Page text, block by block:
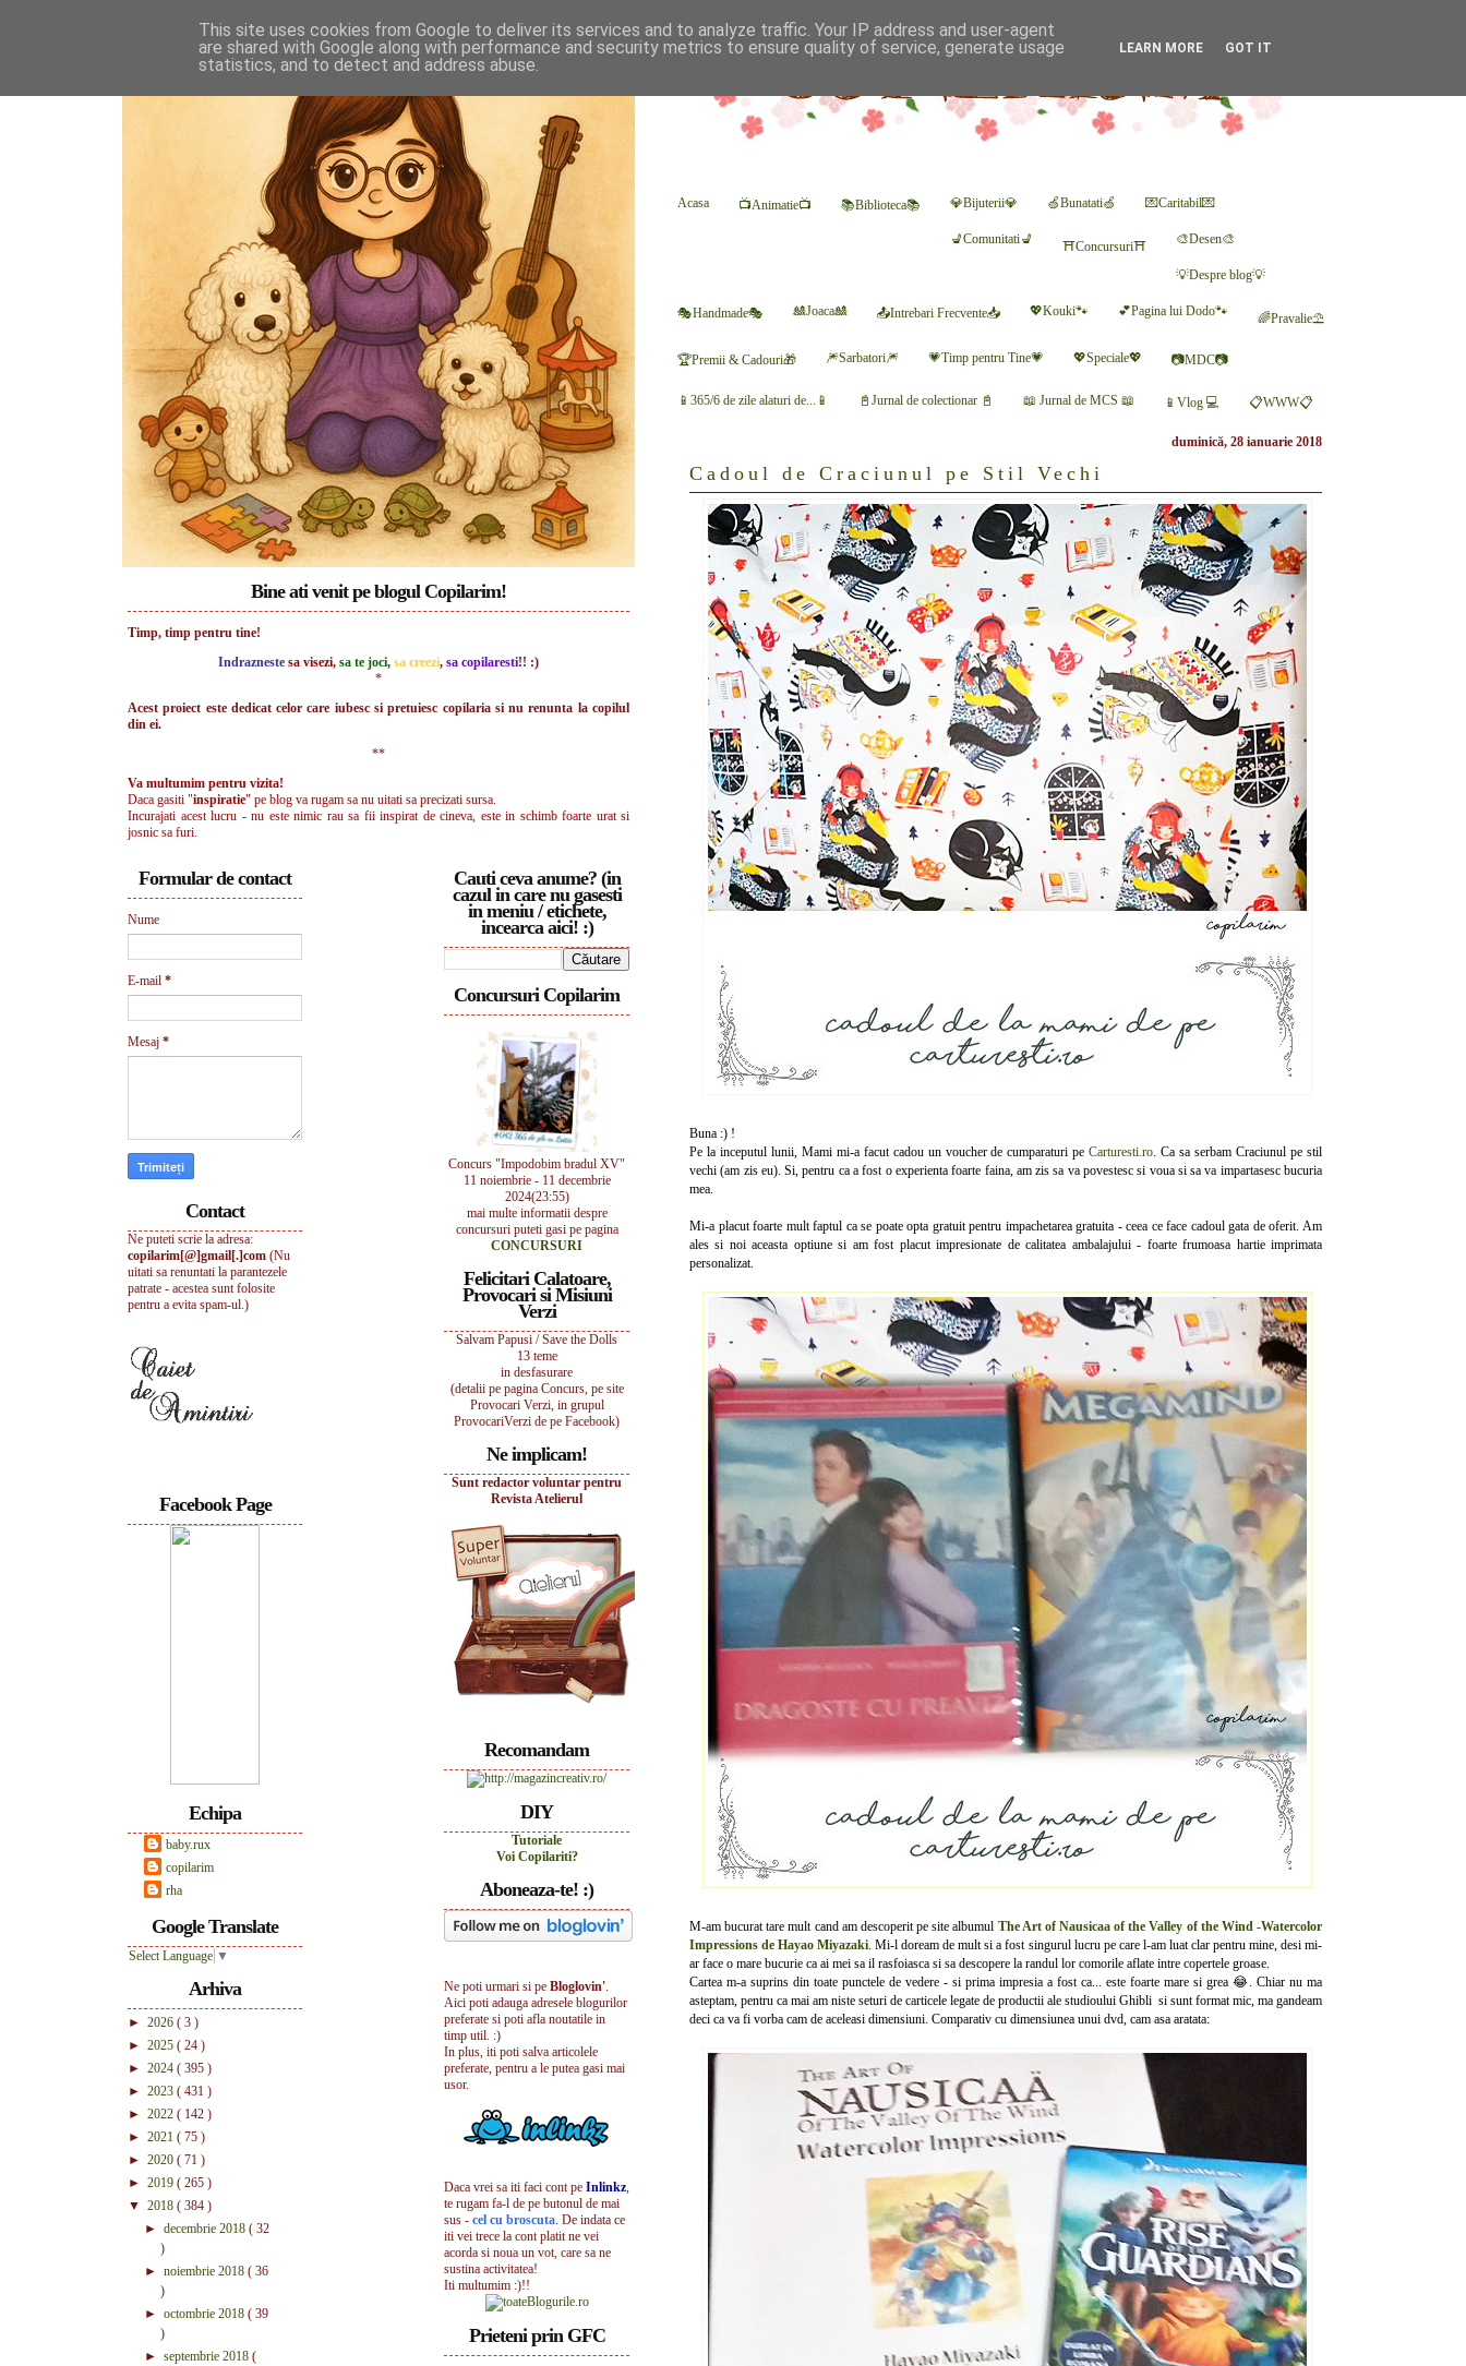
Acasa 📺Animatie📺 📚Biblioteca📚 💎Bijuterii💎 🍏Bunatati🍏 💌Caritabil💌
💺Comunitati💺 ⛩Concursuri⛩ 🎨Desen🎨
💡Despre blog💡
🎭Handmade🎭 🎎Joaca🎎 📤Intrebari Frecvente📥 💖Kouki🐾 💕Pagina lui Dodo🐾 🌈Pravalie⛱
🏆Premii & Cadouri🎁 🎆Sarbatori🎆 💗Timp pentru Tine💗 💖Speciale💖 📷MDC📷
📱365/6 de zile alaturi de...📱 📓Jurnal de colectionar 📓 📖 Jurnal de MCS 📖 📱Vlog 💻 📋WWW📋
duminică, 28 ianuarie 2018
Cadoul de Craciunul pe Stil Vechi
Buna :) !
Pe la inceputul lunii, Mami mi-a facut cadou un voucher de cumparaturi peCarturesti.ro. Ca sa serbam Craciunul pe stil
vechi (am zis eu). Si, pentru ca a fost o experienta foarte faina, am zis sa va povestesc si voua si sa va impartasesc bucuria
mea.
Mi-a placut foarte mult faptul ca se poate opta gratuit pentru impachetarea gratuita - ceea ce face cadoul gata de oferit. Am
ales si noi aceasta optiune si am fost placut impresionate de calitatea ambalajului - foarte frumoasa hartie imprimata
personalizat.
M-am bucurat tare mult cand am descoperit pe site albumul The Art of Nausicaa of the Valley of the Wind -Watercolor
Impressions de Hayao Miyazaki. Mi-l doream de mult si a fost singurul lucru pe care l-am luat clar pentru mine, desi mi-
ar face o mare bucurie ca ai mei sa il rasfoiasca si sa descopere la randul lor comorile aflate intre copertele groase.
Cartea m-a suprins din toate punctele de vedere - si prima impresia a fost ca... este foarte mare si grea 😂. Chiar nu ma
asteptam, pentru ca mai am niste seturi de carticele legate de productii ale studioului Ghibli si sunt format mic, ma gandeam
deci ca va fi vorba cam de aceleasi dimensiuni. Comparativ cu dimensiunea unui dvd, cam asa aratata:
Bine ati venit pe blogul Copilarim!
Timp, timp pentru tine!
Indrazneste sa visezi, sa te joci, sa creezi, sa copilaresti!! :)
*
Acest proiect este dedicat celor care iubesc si pretuiesc copilaria si nu renunta la copilul
din ei.
**
Va multumim pentru vizita!
Daca gasiti "inspiratie" pe blog va rugam sa nu uitati sa precizati sursa.
Incurajati acest lucru - nu este nimic rau sa fii inspirat de cineva, este in schimb foarte urat si
josnic sa furi.
Cauti ceva anume? (in
cazul in care nu gasesti
in meniu / etichete,
incearca aici! :)
Concursuri Copilarim
Concurs "Impodobim bradul XV"
11 noiembrie - 11 decembrie
2024(23:55)
mai multe informatii despre
concursuri puteti gasi pe pagina
CONCURSURI
Felicitari Calatoare,
Provocari si Misiuni
Verzi
Salvam Papusi / Save the Dolls
13 teme
in desfasurare
(detalii pe pagina Concurs, pe site
Provocari Verzi, in grupul
ProvocariVerzi de pe Facebook)
Ne implicam!
Sunt redactor voluntar pentru
Revista Atelierul
Recomandam
DIY
Tutoriale
Voi Copilariti?
Aboneaza-te! :)
Ne poti urmari si pe Bloglovin'.
Aici poti adauga adresele blogurilor
preferate si poti afla noutatile in
timp util. :)
In plus, iti poti salva articolele
preferate, pentru a le putea gasi mai
usor.
Daca vrei sa iti faci cont pe Inlinkz,
te rugam fa-l de pe butonul de mai
sus - cel cu broscuta. De indata ce
iti vei trece la cont platit ne vei
acorda si noua un vot, care sa ne
sustina activitatea!
Iti multumim :)!!
Prieteni prin GFC
Formular de contact
Nume
E-mail *
Mesaj *
Contact
Ne puteti scrie la adresa:
copilarim[@]gmail[.]com (Nu
uitati sa renuntati la parantezele
patrate - acestea sunt folosite
pentru a evita spam-ul.)
Facebook Page
Echipa
baby.rux
copilarim
rha
Google Translate
Select Language ▼
Arhiva
► 2026 ( 3 )
► 2025 ( 24 )
► 2024 ( 395 )
► 2023 ( 431 )
► 2022 ( 142 )
► 2021 ( 75 )
► 2020 ( 71 )
► 2019 ( 265 )
▼ 2018 ( 384 )
► decembrie 2018 ( 32
)
► noiembrie 2018 ( 36
)
► octombrie 2018 ( 39
)
► septembrie 2018 (
This site uses cookies from Google to deliver its services and to analyze traffic. Your IP address and user-agent
are shared with Google along with performance and security metrics to ensure quality of service, generate usage
statistics, and to detect and address abuse.
LEARN MORE GOT IT